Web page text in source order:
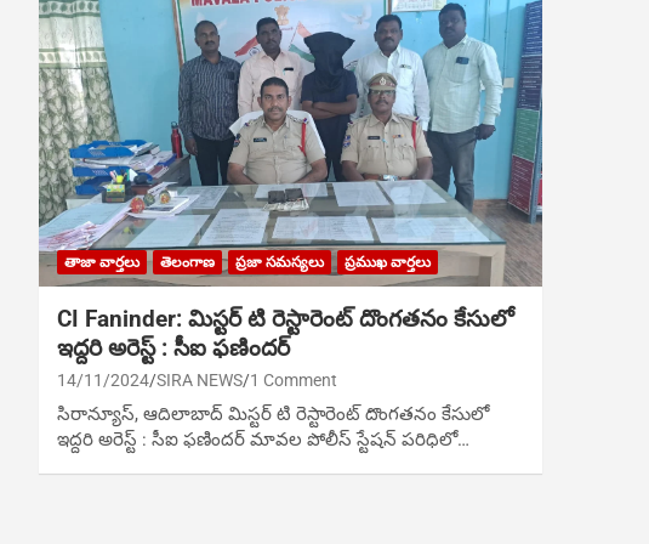
తాజా వార్తలు తెలంగాణ ప్రజా సమస్యలు ప్రముఖ వార్తలు
CI Faninder: మిస్టర్ టి రెస్టారెంట్ దొంగతనం కేసులో
ఇద్దరి అరెస్ట్ : సీఐ ఫణిందర్
14/11/2024 SIRA NEWS 1 Comment
సిరాన్యూస్‌, ఆదిలాబాద్‌ మిస్టర్ టి రెస్టారెంట్ దొంగతనం కేసులో
ఇద్దరి అరెస్ట్ : సీఐ ఫణిందర్ మావల పోలీస్ స్టేషన్ పరిధిలో…